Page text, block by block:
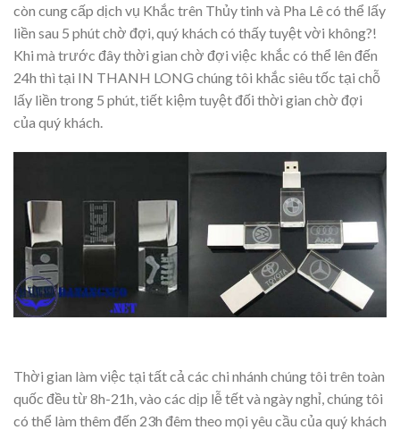
còn cung cấp dịch vụ Khắc trên Thủy tinh và Pha Lê có thể lấy
liền sau 5 phút chờ đợi, quý khách có thấy tuyệt vời không?!
Khi mà trước đây thời gian chờ đợi việc khắc có thể lên đến
24h thì tại IN THANH LONG chúng tôi khắc siêu tốc tại chỗ
lấy liền trong 5 phút, tiết kiệm tuyệt đối thời gian chờ đợi
của quý khách.
Thời gian làm việc tại tất cả các chi nhánh chúng tôi trên toàn
quốc đều từ 8h-21h, vào các dịp lễ tết và ngày nghỉ, chúng tôi
có thể làm thêm đến 23h đêm theo mọi yêu cầu của quý khách